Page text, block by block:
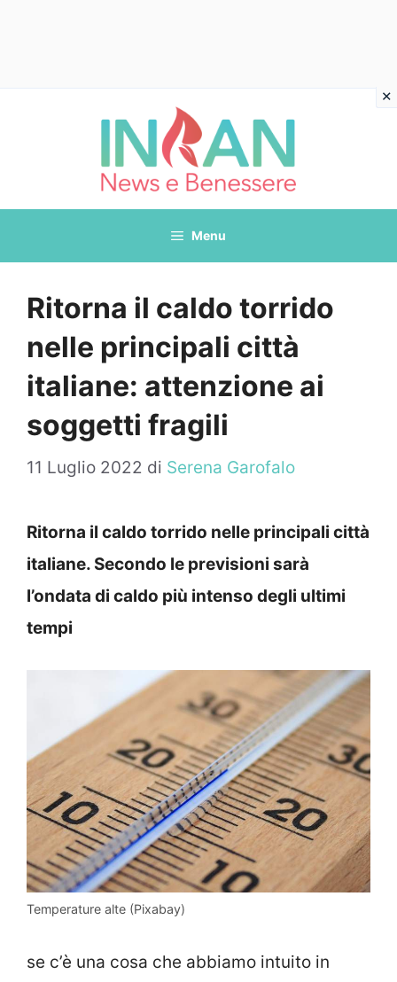
Menu
Ritorna il caldo torrido
nelle principali città
italiane: attenzione ai
soggetti fragili
11 Luglio 2022 di Serena Garofalo
Ritorna il caldo torrido nelle principali città
italiane. Secondo le previsioni sarà
l’ondata di caldo più intenso degli ultimi
tempi
Temperature alte (Pixabay)
se c’è una cosa che abbiamo intuito in